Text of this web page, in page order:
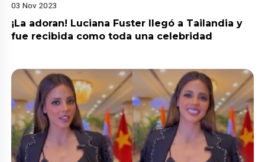
03 Nov 2023
¡La adoran! Luciana Fuster llegó a Tailandia y
fue recibida como toda una celebridad